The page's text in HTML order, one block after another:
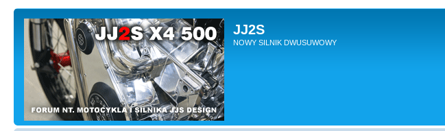
JJ2S
NOWY SILNIK DWUSUWOWY